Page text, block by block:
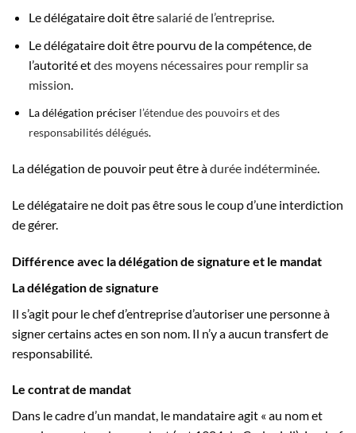
Le délégataire doit êtresalarié de l’entreprise.
Le délégataire doit être pourvu de la compétence, de
l’autorité etdes moyens nécessaires pour remplir sa
mission
La délégation préciser l’étendue des pouvoirs et des
responsabilités délégués.
La délégation de pouvoir peut être àdurée indéterminée.
Le délégataire ne doit pas être sous le coup d’une interdiction
de gérer.
Différence avec la délégation de signature et le mandat
La délégation de signature
Il s’agit pour le chef d’entreprise d’autoriser une personne à
signer certains actes en son nom. Il n’y a aucun transfert de
responsabilité.
Le contrat de mandat
Dans le cadre d’un mandat, le mandataire agit « au nom et